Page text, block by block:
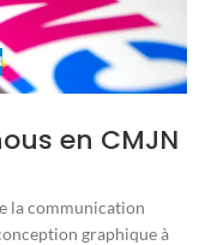
en CMJN
la communication
graphique à